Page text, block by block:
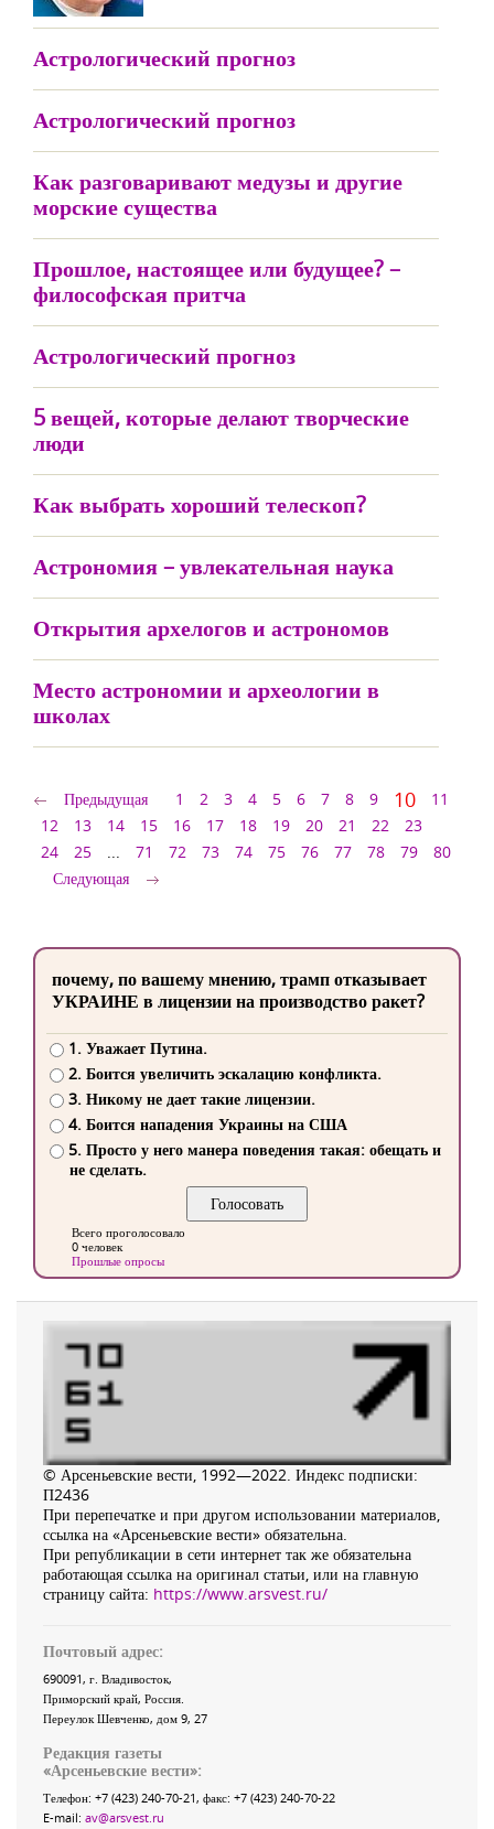
Астрологический прогноз
Астрологический прогноз
Как разговаривают медузы и другие
морские существа
Прошлое, настоящее или будущее? –
философская притча
Астрологический прогноз
5 вещей, которые делают творческие
люди
Как выбрать хороший телескоп?
Астрономия – увлекательная наука
Открытия архелогов и астрономов
Место астрономии и археологии в
школах
Предыдущая 1 2 3 4 5 6 7 8 9 10
11
12
13 14 15 16 17 18 19 20 21 22
23
24
25 ... 71 72 73 74 75 76 77 78 79
80
Следующая
почему, по вашему мнению, трамп отказывает
УКРАИНЕ в лицензии на производство ракет?
1. Уважает Путина.
2. Боится увеличить эскалацию конфликта.
3. Никому не дает такие лицензии.
4. Боится нападения Украины на США
5. Просто у него манера поведения такая: обещать и
не сделать.
Всего проголосовало
0 человек
Прошлые опросы
© Арсеньевские вести, 1992—2022. Индекс подписки:
П2436
При перепечатке и при другом использовании материалов,
ссылка на «Арсеньевские вести» обязательна.
При републикации в сети интернет так же обязательна
работающая ссылка на оригинал статьи, или на главную
страницу сайта: https://www.arsvest.ru/
Почтовый адрес:
690091, г. Владивосток,
Приморский край, Россия
Переулок Шевченко, дом 9, 27
Редакция газеты
«Арсеньевские вести»:
Телефон: +7 (423) 240-70-21, факс: +7 (423) 240-70-22
E-mail: av@arsvest.ru